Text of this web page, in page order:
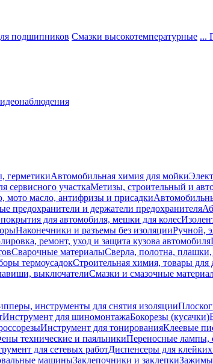
подшипников Смазки высокотемпературные ...
герметикиАвтомобильная химия для мойки
сервисного участкаМетизы, строительный и
мото масло, антифризы и присадки
предохранители и держатели предохранителя
для автомобиля, мешки для колес
Наконечники и разъемы без изоляцииРучной,
ремонт, уход и защита кузова автомобиля
Сварочные материалыСверла, полотна,
термоусадокСтроительная химия, товары для
выключателиСмазки и смазочные
инструменты для снятия изоляции
Инструмент для шиномонтажаБокорезы (кусачки)
Инструмент для тонированияКлеевые
технические и паяльникиПереносные лампы,
для сетевых работДиспенсеры для
машиныЗаклепочники и заклепки